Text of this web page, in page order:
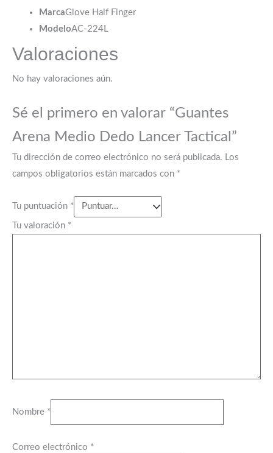
MarcaGlove Half Finger
ModeloAC-224L
Valoraciones
No hay valoraciones aún.
Sé el primero en valorar “Guantes
Arena Medio Dedo Lancer Tactical”
Tu dirección de correo electrónico no será publicada. Los
campos obligatorios están marcados con *
Tu puntuación *
Tu valoración *
Nombre *
Correo electrónico *